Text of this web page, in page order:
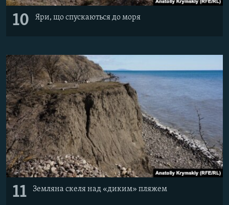
10 Яри, що спускаються до моря
11 Земляна скеля над «диким» пляжем